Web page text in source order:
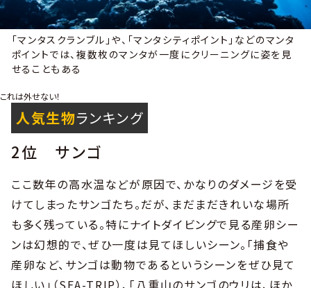
「マンタスクランブル」や、「マンタシティポイント」などのマンタ
ポイントでは、複数枚のマンタが一度にクリーニングに姿を見
せることもある
これは外せない！
人気生物ランキング
2位 サンゴ
ここ数年の高水温などが原因で、かなりのダメージを受
けてしまったサンゴたち。だが、まだまだきれいな場所
も多く残っている。特にナイトダイビングで見る産卵シー
ンは幻想的で、ぜひ一度は見てほしいシーン。「捕食や
産卵など、サンゴは動物であるというシーンをぜひ見て
ほしい」（SEA-TRIP）、「八重山のサンゴのウリは、ほか